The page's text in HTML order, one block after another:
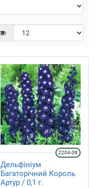
Дельфініум
Багаторічний Король
Артур / 0,1 г.
2204-08